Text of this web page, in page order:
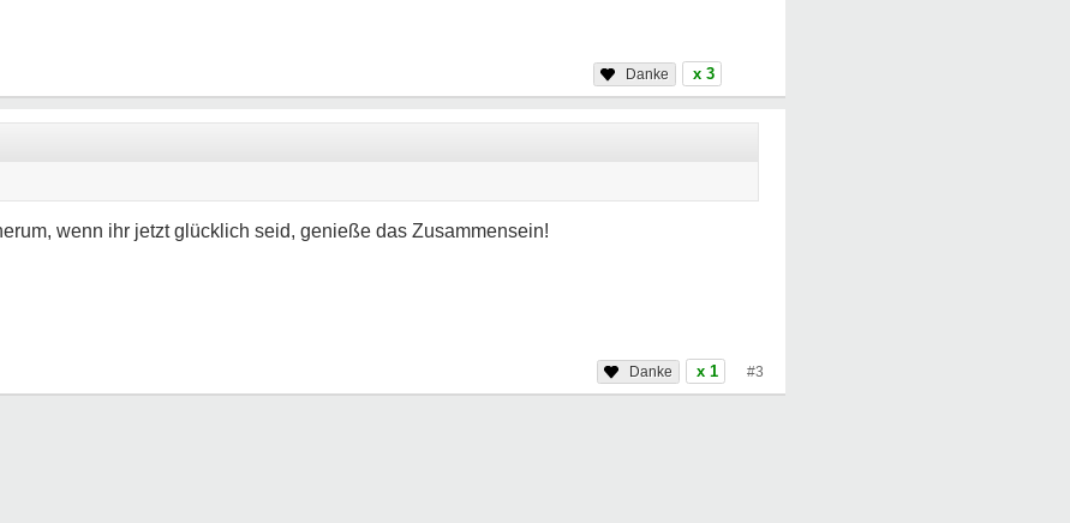
x 3
wenn ihr jetzt glücklich seid, genieße das Zusammensein!
x 1 #3